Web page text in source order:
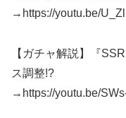
→https://youtu.be/
【ガチャ解説】『
ス調整!?
→https://youtu.be/